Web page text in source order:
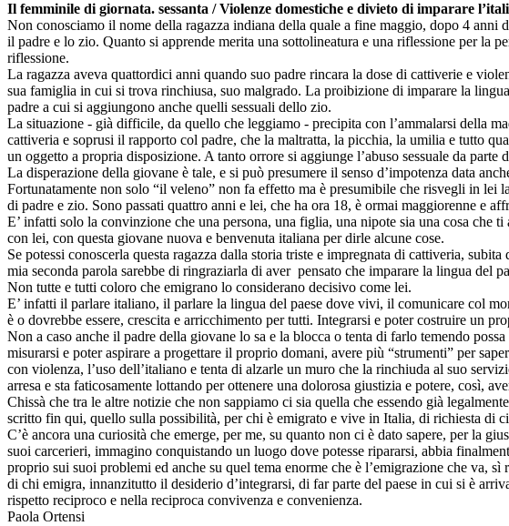
Il femminile di giornata. sessanta / Violenze domestiche e divieto di imparare
Non conosciamo il nome della ragazza indiana della quale a fine maggio, dopo 4
il padre e lo zio. Quanto si apprende merita una sottolineatura e una riflessione per la
riflessione.
La ragazza aveva quattordici anni quando suo padre rincara la dose di cattiverie e
sua famiglia in cui si trova rinchiusa, suo malgrado. La proibizione di imparare la
padre a cui si aggiungono anche quelli sessuali dello zio.
La situazione - già difficile, da quello che leggiamo - precipita con l’ammalarsi della
cattiveria e soprusi il rapporto col padre, che la maltratta, la picchia, la umilia e tutto
un oggetto a propria disposizione. A tanto orrore si aggiunge l’abuso sessuale da
La disperazione della giovane è tale, e si può presumere il senso d’impotenza data
Fortunatamente non solo “il veleno” non fa effetto ma è presumibile che risvegli in
di padre e zio. Sono passati quattro anni e lei, che ha ora 18, è ormai maggiorenne e
E’ infatti solo la convinzione che una persona, una figlia, una nipote sia una cosa che
con lei, con questa giovane nuova e benvenuta italiana per dirle alcune cose.
Se potessi conoscerla questa ragazza dalla storia triste e impregnata di cattiveria,
mia seconda parola sarebbe di ringraziarla di aver pensato che imparare la lingua del
Non tutte e tutti coloro che emigrano lo considerano decisivo come lei.
E’ infatti il parlare italiano, il parlare la lingua del paese dove vivi, il comunicare col
è o dovrebbe essere, crescita e arricchimento per tutti. Integrarsi e poter costruire un
Non a caso anche il padre della giovane lo sa e la blocca o tenta di farlo temendo
misurarsi e poter aspirare a progettare il proprio domani, avere più “strumenti” per
con violenza, l’uso dell’italiano e tenta di alzarle un muro che la rinchiuda al suo
arresa e sta faticosamente lottando per ottenere una dolorosa giustizia e potere, così,
Chissà che tra le altre notizie che non sappiamo ci sia quella che essendo già
scritto fin qui, quello sulla possibilità, per chi è emigrato e vive in Italia, di richiesta di
C’è ancora una curiosità che emerge, per me, su quanto non ci è dato sapere, per la
suoi carcerieri, immagino conquistando un luogo dove potesse ripararsi, abbia
proprio sui suoi problemi ed anche su quel tema enorme che è l’emigrazione che va,
di chi emigra, innanzitutto il desiderio d’integrarsi, di far parte del paese in cui si è
rispetto reciproco e nella reciproca convivenza e convenienza.
Paola Ortensi